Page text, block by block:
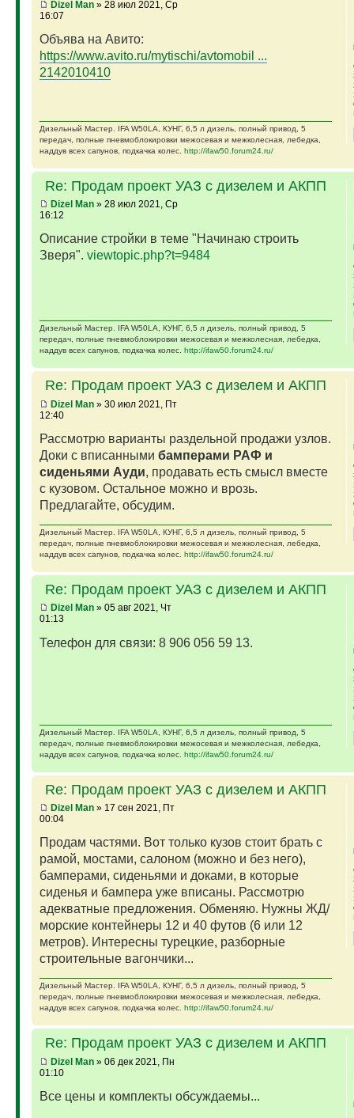
Dizel Man» 28 июл 2021, Ср
16:07
Объява на Авито:
https://www.avito.ru/mytischi/avtomobil ...
2142010410
Дизельный Мастер. IFA W50LA, КУНГ, 6,5 л дизель, полный привод, 5
передач, полные пневмоблокировки межосевая и межколесная, лебедка,
наддув всех сапунов, подкачка колес. http://ifaw50.forum24.ru/
Re: Продам проект УАЗ с дизелем и АКПП
Dizel Man» 28 июл 2021, Ср
16:12
Описание стройки в теме "Начинаю строить
Зверя". viewtopic.php?t=9484
Дизельный Мастер. IFA W50LA, КУНГ, 6,5 л дизель, полный привод, 5
передач, полные пневмоблокировки межосевая и межколесная, лебедка,
наддув всех сапунов, подкачка колес. http://ifaw50.forum24.ru/
Re: Продам проект УАЗ с дизелем и АКПП
Dizel Man» 30 июл 2021, Пт
12:40
Рассмотрю варианты раздельной продажи узлов.
Доки с вписанными бамперами РАФ и
сиденьями Ауди, продавать есть смысл вместе
с кузовом. Остальное можно и врозь.
Предлагайте, обсудим.
Дизельный Мастер. IFA W50LA, КУНГ, 6,5 л дизель, полный привод, 5
передач, полные пневмоблокировки межосевая и межколесная, лебедка,
наддув всех сапунов, подкачка колес. http://ifaw50.forum24.ru/
Re: Продам проект УАЗ с дизелем и АКПП
Dizel Man» 05 авг 2021, Чт
01:13
Телефон для связи: 8 906 056 59 13.
Дизельный Мастер. IFA W50LA, КУНГ, 6,5 л дизель, полный привод, 5
передач, полные пневмоблокировки межосевая и межколесная, лебедка,
наддув всех сапунов, подкачка колес. http://ifaw50.forum24.ru/
Re: Продам проект УАЗ с дизелем и АКПП
Dizel Man» 17 сен 2021, Пт
00:04
Продам частями. Вот только кузов стоит брать с
рамой, мостами, салоном (можно и без него),
бамперами, сиденьями и доками, в которые
сиденья и бампера уже вписаны. Рассмотрю
адекватные предложения. Обменяю. Нужны ЖД/
морские контейнеры 12 и 40 футов (6 или 12
метров). Интересны турецкие, разборные
строительные вагончики...
Дизельный Мастер. IFA W50LA, КУНГ, 6,5 л дизель, полный привод, 5
передач, полные пневмоблокировки межосевая и межколесная, лебедка,
наддув всех сапунов, подкачка колес. http://ifaw50.forum24.ru/
Re: Продам проект УАЗ с дизелем и АКПП
Dizel Man» 06 дек 2021, Пн
01:10
Все цены и комплекты обсуждаемы...